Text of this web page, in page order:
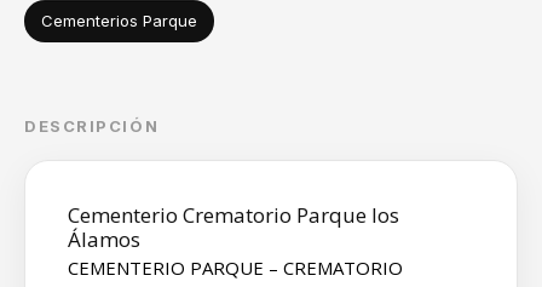
Cementerios Parque
DESCRIPCIÓN
Cementerio Crematorio Parque los
Álamos
CEMENTERIO PARQUE – CREMATORIO